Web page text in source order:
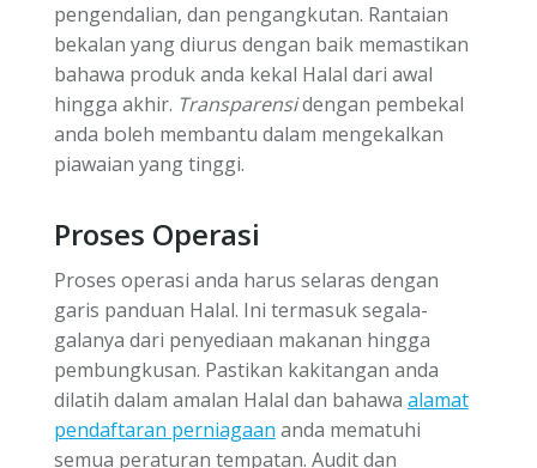
pengendalian, dan pengangkutan. Rantaian
bekalan yang diurus dengan baik memastikan
bahawa produk anda kekal Halal dari awal
hingga akhir. Transparensidengan pembekal
anda boleh membantu dalam mengekalkan
piawaian yang tinggi.
Proses Operasi
Proses operasi anda harus selaras dengan
garis panduan Halal. Ini termasuk segala-
galanya dari penyediaan makanan hingga
pembungkusan. Pastikan kakitangan anda
dilatih dalam amalan Halal dan bahawa alamat
pendaftaran perniagaan anda mematuhi
semua peraturan tempatan. Audit dan